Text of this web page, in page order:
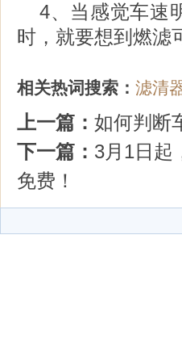
4、当感觉车速
时，就要想到燃滤
相关热词搜索： 滤清
上一篇： 如何判断
下一篇： 3月1日起
免费！